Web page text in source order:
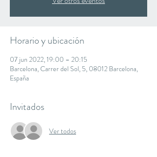
Horario y ubicación
07 jun 2022, 19:00 – 20:15
Barcelona, Carrer del Sol, 5, 08012 Barcelona,
España
Invitados
Ver todos